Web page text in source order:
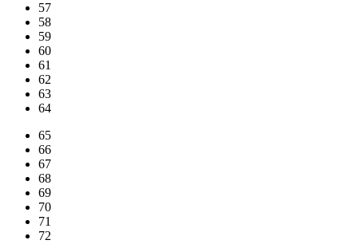
57
58
59
60
61
62
63
64
65
66
67
68
69
70
71
72